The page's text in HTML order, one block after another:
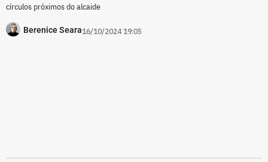
círculos próximos do alcaide
Berenice Seara16/10/2024 19:05